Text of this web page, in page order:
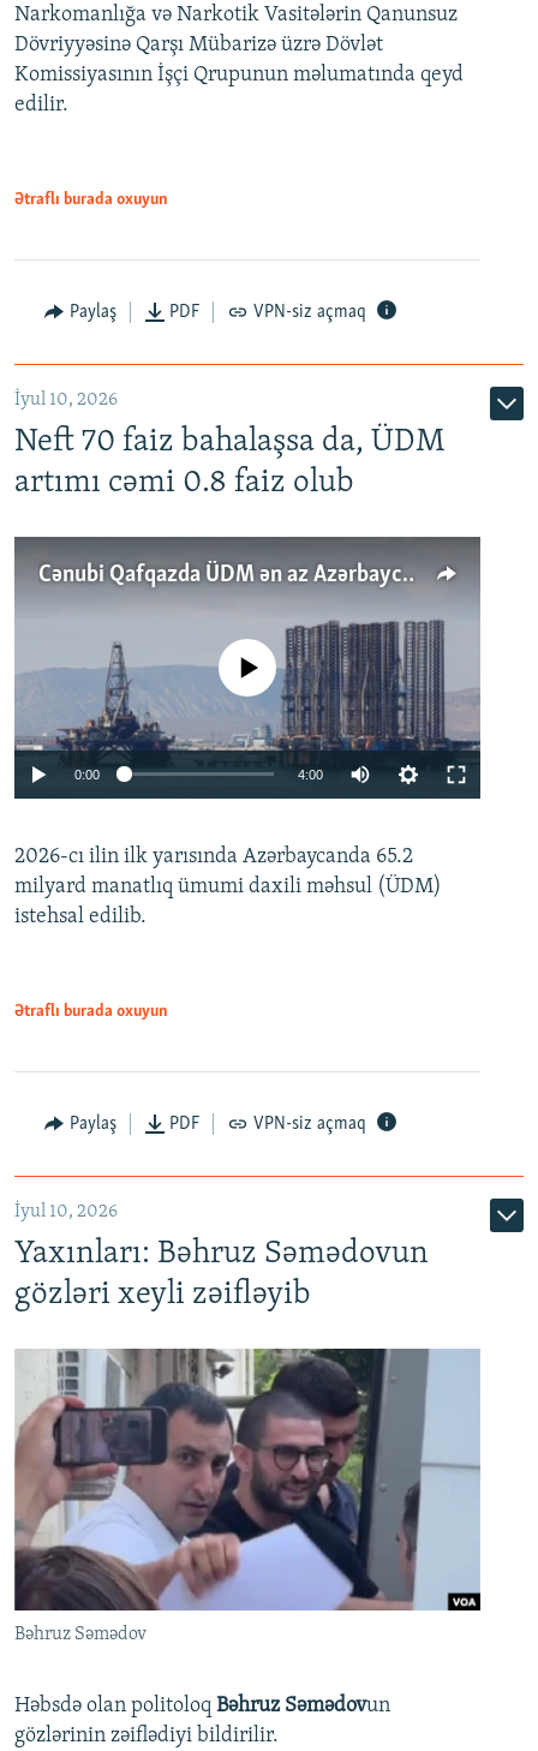
Narkomanlığa və Narkotik Vasitələrin Qanunsuz
Dövriyyəsinə Qarşı Mübarizə üzrə Dövlət
Komissiyasının İşçi Qrupunun məlumatında qeyd
edilir.
Ətraflı burada oxuyun
Paylaş PDF VPN-siz açmaq
İyul 10, 2026
Neft 70 faiz bahalaşsa da, ÜDM
artımı cəmi 0.8 faiz olub
Cənubi Qafqazda ÜDM ən az Azərbaycanda artır: Qonşuları niyə Bakını qabaqlaya bilir?
Auto 240p 360p 480p
No media source currently available
0:00 4:00
360p
480p
2026-cı ilin ilk yarısında Azərbaycanda 65.2
milyard manatlıq ümumi daxili məhsul (ÜDM)
istehsal edilib.
Ətraflı burada oxuyun
Paylaş PDF VPN-siz açmaq
İyul 10, 2026
Yaxınları: Bəhruz Səmədovun
gözləri xeyli zəifləyib
Bəhruz Səmədov
Həbsdə olan politoloq Bəhruz Səmədovun
gözlərinin zəiflədiyi bildirilir.